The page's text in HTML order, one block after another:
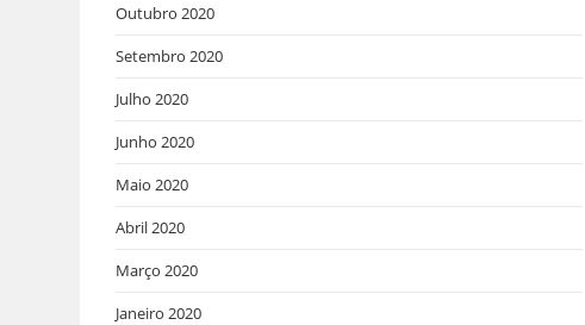
Outubro 2020
Setembro 2020
Julho 2020
Junho 2020
Maio 2020
Abril 2020
Março 2020
Janeiro 2020